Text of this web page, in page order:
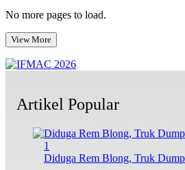
No more pages to load.
View More
Artikel Popular
1
Diduga Rem Blong, Truk